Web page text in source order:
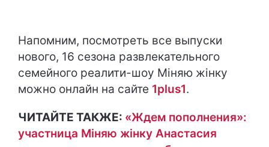
Напомним, посмотреть все выпуски
нового, 16 сезона развлекательного
семейного реалити-шоу Міняю жінку
можно онлайн на сайте 1plus1.
ЧИТАЙТЕ ТАКЖЕ: «Ждем пополнения»:
участница Міняю жінку Анастасия